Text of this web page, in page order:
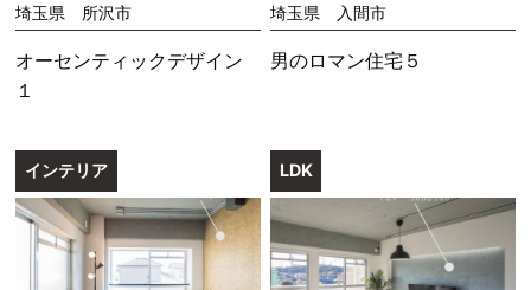
埼玉県 所沢市
オーセンティックデザイン
１
埼玉県 入間市
男のロマン住宅５
インテリア LDK